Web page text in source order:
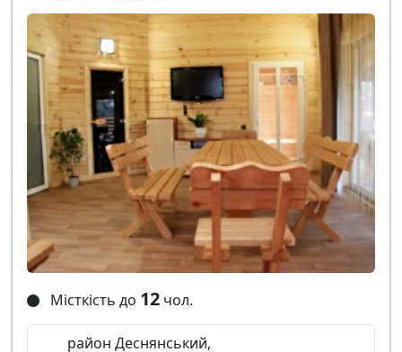
Місткість до 12 чол.
район Деснянський,